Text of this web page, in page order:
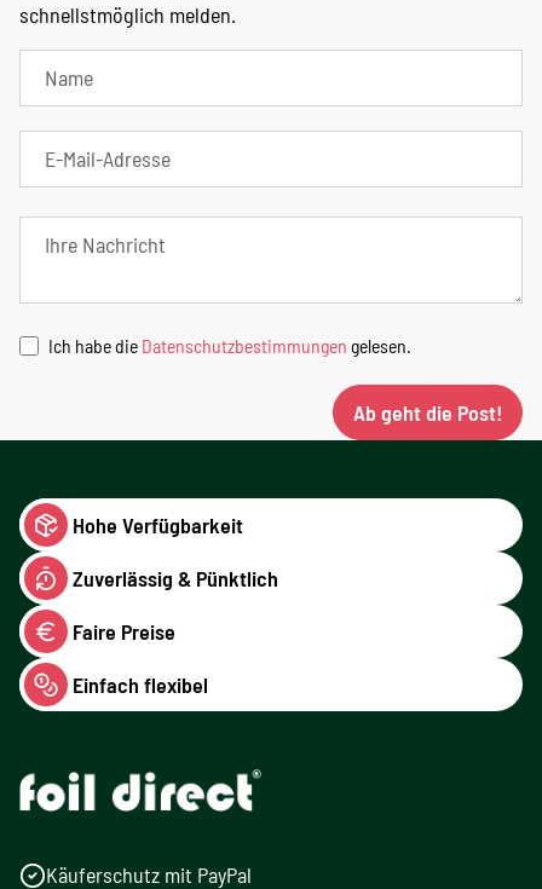
schnellstmöglich melden.
Ich habe die Datenschutzbestimmungen gelesen.
Ab geht die Post!
Hohe Verfügbarkeit
Zuverlässig & Pünktlich
Faire Preise
Einfach flexibel
Käuferschutz mit PayPal